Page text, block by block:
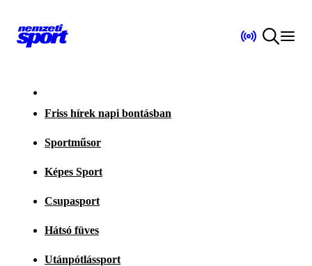
Friss hírek napi bontásban
Sportműsor
Képes Sport
Csupasport
Hátsó füves
Utánpótlássport